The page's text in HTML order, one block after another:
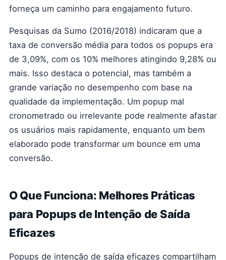
forneça um caminho para engajamento futuro.
Pesquisas da Sumo (2016/2018) indicaram que a
taxa de conversão média para todos os popups era
de 3,09%, com os 10% melhores atingindo 9,28% ou
mais. Isso destaca o potencial, mas também a
grande variação no desempenho com base na
qualidade da implementação. Um popup mal
cronometrado ou irrelevante pode realmente afastar
os usuários mais rapidamente, enquanto um bem
elaborado pode transformar um bounce em uma
conversão.
O Que Funciona: Melhores Práticas
para Popups de Intenção de Saída
Eficazes
Popups de intenção de saída eficazes compartilham